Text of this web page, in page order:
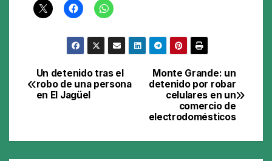
Navegación
de
Monte Grande: un
detenido por robar
celulares en un
comercio de
electrodomésticos
Un detenido tras el
robo de una persona
en El Jagüel